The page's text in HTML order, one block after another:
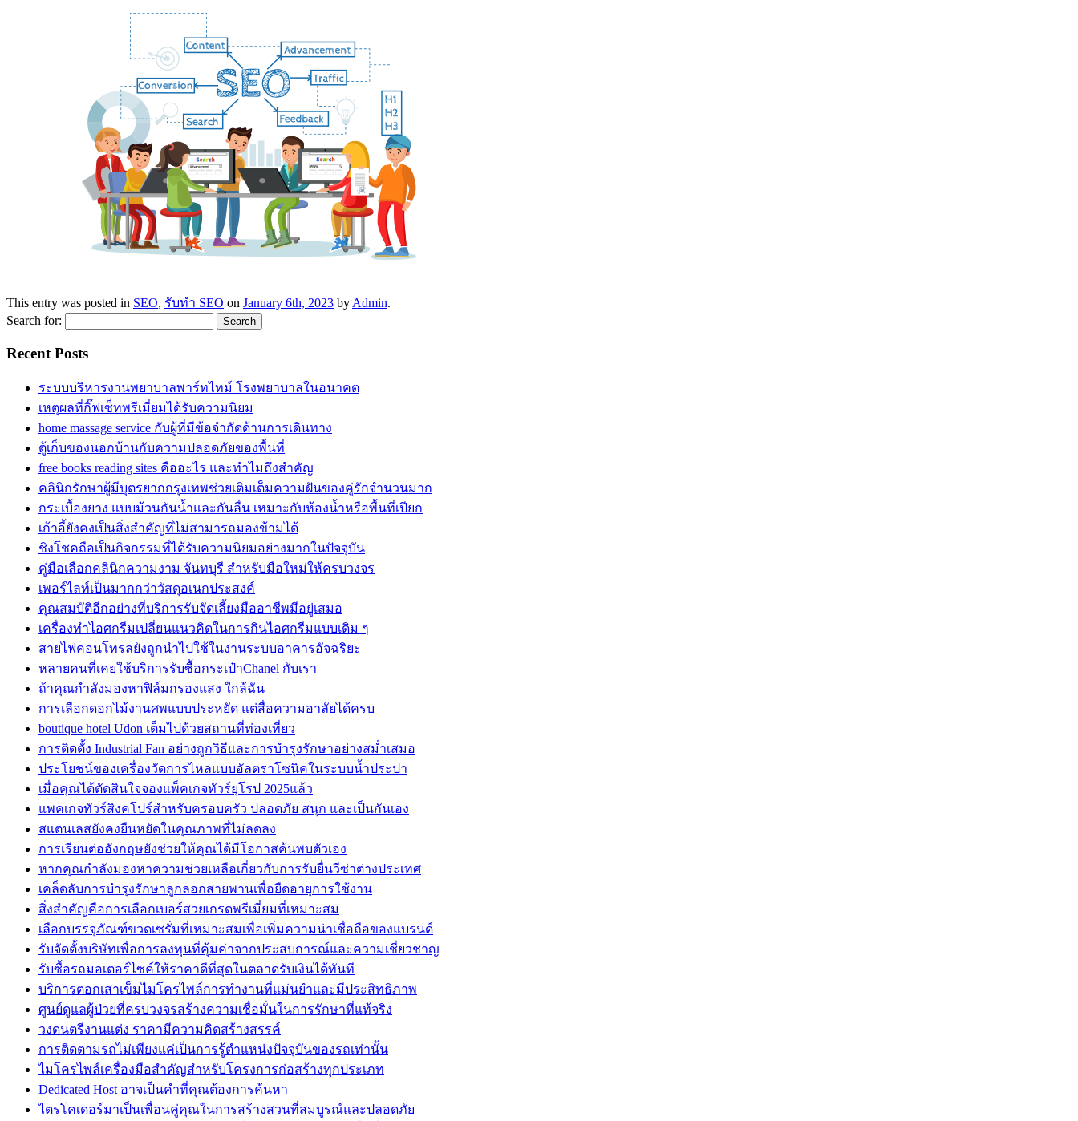
This entry was posted in SEO, รับทำ SEO on January 6th, 2023 by Admin.
Search for:
Recent Posts
ระบบบริหารงานพยาบาลพาร์ทไทม์ โรงพยาบาลในอนาคต
เหตุผลที่กิ๊ฟเซ็ทพรีเมี่ยมได้รับความนิยม
home massage service กับผู้ที่มีข้อจำกัดด้านการเดินทาง
ตู้เก็บของนอกบ้านกับความปลอดภัยของพื้นที่
free books reading sites คืออะไร และทำไมถึงสำคัญ
คลินิกรักษาผู้มีบุตรยากกรุงเทพช่วยเติมเต็มความฝันของคู่รักจำนวนมาก
กระเบื้องยาง แบบม้วนกันน้ำและกันลื่น เหมาะกับห้องน้ำหรือพื้นที่เปียก
เก้าอี้ยังคงเป็นสิ่งสำคัญที่ไม่สามารถมองข้ามได้
ชิงโชคถือเป็นกิจกรรมที่ได้รับความนิยมอย่างมากในปัจจุบัน
คู่มือเลือกคลินิกความงาม จันทบุรี สำหรับมือใหม่ให้ครบวงจร
เพอร์ไลท์เป็นมากกว่าวัสดุอเนกประสงค์
คุณสมบัติอีกอย่างที่บริการรับจัดเลี้ยงมืออาชีพมีอยู่เสมอ
เครื่องทำไอศกรีมเปลี่ยนแนวคิดในการกินไอศกรีมแบบเดิม ๆ
สายไฟคอนโทรลยังถูกนำไปใช้ในงานระบบอาคารอัจฉริยะ
หลายคนที่เคยใช้บริการรับซื้อกระเป๋าChanel กับเรา
ถ้าคุณกำลังมองหาฟิล์มกรองแสง ใกล้ฉัน
การเลือกดอกไม้งานศพแบบประหยัด แต่สื่อความอาลัยได้ครบ
boutique hotel Udon เต็มไปด้วยสถานที่ท่องเที่ยว
การติดตั้ง Industrial Fan อย่างถูกวิธีและการบำรุงรักษาอย่างสม่ำเสมอ
ประโยชน์ของเครื่องวัดการไหลแบบอัลตราโซนิคในระบบน้ำประปา
เมื่อคุณได้ตัดสินใจจองแพ็คเกจทัวร์ยุโรป 2025แล้ว
แพคเกจทัวร์สิงคโปร์สำหรับครอบครัว ปลอดภัย สนุก และเป็นกันเอง
สแตนเลสยังคงยืนหยัดในคุณภาพที่ไม่ลดลง
การเรียนต่ออังกฤษยังช่วยให้คุณได้มีโอกาสค้นพบตัวเอง
หากคุณกำลังมองหาความช่วยเหลือเกี่ยวกับการรับยื่นวีซ่าต่างประเทศ
เคล็ดลับการบำรุงรักษาลูกลอกสายพานเพื่อยืดอายุการใช้งาน
สิ่งสำคัญคือการเลือกเบอร์สวยเกรดพรีเมี่ยมที่เหมาะสม
เลือกบรรจุภัณฑ์ขวดเซรั่มที่เหมาะสมเพื่อเพิ่มความน่าเชื่อถือของแบรนด์
รับจัดตั้งบริษัทเพื่อการลงทุนที่คุ้มค่าจากประสบการณ์และความเชี่ยวชาญ
รับซื้อรถมอเตอร์ไซค์ให้ราคาดีที่สุดในตลาดรับเงินได้ทันที
บริการตอกเสาเข็มไมโครไพล์การทำงานที่แม่นยำและมีประสิทธิภาพ
ศูนย์ดูแลผู้ป่วยที่ครบวงจรสร้างความเชื่อมั่นในการรักษาที่แท้จริง
วงดนตรีงานแต่ง ราคามีความคิดสร้างสรรค์
การติดตามรถไม่เพียงแค่เป็นการรู้ตำแหน่งปัจจุบันของรถเท่านั้น
ไมโครไพล์เครื่องมือสำคัญสำหรับโครงการก่อสร้างทุกประเภท
Dedicated Host อาจเป็นคำที่คุณต้องการค้นหา
ไตรโคเดอร์มาเป็นเพื่อนคู่คุณในการสร้างสวนที่สมบูรณ์และปลอดภัย